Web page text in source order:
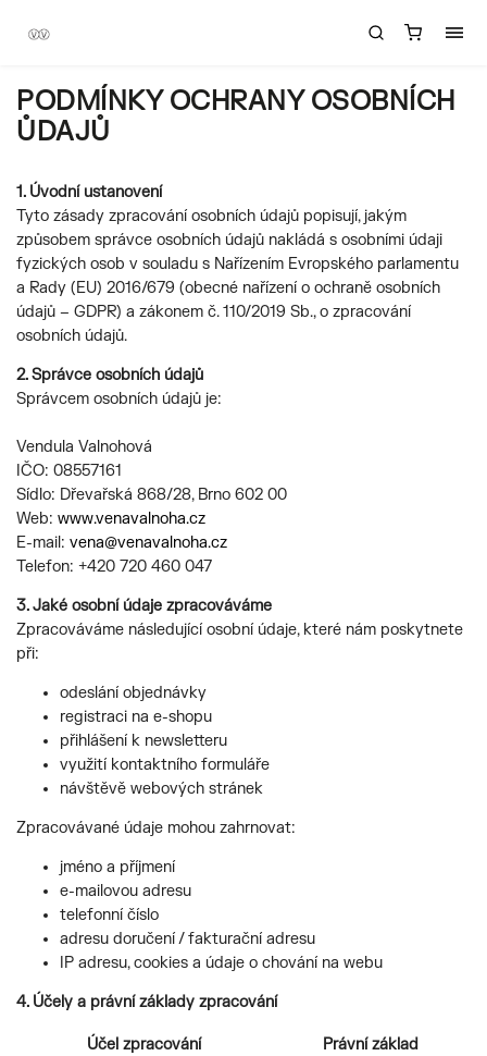
PODMÍNKY OCHRANY OSOBNÍCH
ŮDAJŮ
1. Úvodní ustanovení
Tyto zásady zpracování osobních údajů popisují, jakým
způsobem správce osobních údajů nakládá s osobními údaji
fyzických osob v souladu s Nařízením Evropského parlamentu
a Rady (EU) 2016/679 (obecné nařízení o ochraně osobních
údajů – GDPR) a zákonem č. 110/2019 Sb., o zpracování
osobních údajů.
2. Správce osobních údajů
Správcem osobních údajů je:
Vendula Valnohová
IČO: 08557161
Sídlo: Dřevařská 868/28, Brno 602 00
Web: www.venavalnoha.cz
E-mail: vena@venavalnoha.cz
Telefon: +420 720 460 047
3. Jaké osobní údaje zpracováváme
Zpracováváme následující osobní údaje, které nám poskytnete
při:
odeslání objednávky
registraci na e-shopu
přihlášení k newsletteru
využití kontaktního formuláře
návštěvě webových stránek
Zpracovávané údaje mohou zahrnovat:
jméno a příjmení
e-mailovou adresu
telefonní číslo
adresu doručení / fakturační adresu
IP adresu, cookies a údaje o chování na webu
4. Účely a právní základy zpracování
Účel zpracování
Právní základ